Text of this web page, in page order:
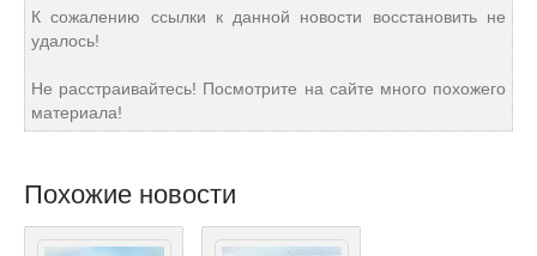
К сожалению ссылки к данной новости восстановить не
удалось!
Не расстраивайтесь! Посмотрите на сайте много похожего
материала!
Похожие новости